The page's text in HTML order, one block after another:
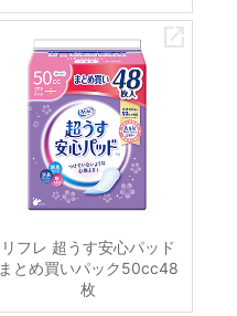
リフレ 超うす安心パッド
まとめ買いパック50cc48
枚